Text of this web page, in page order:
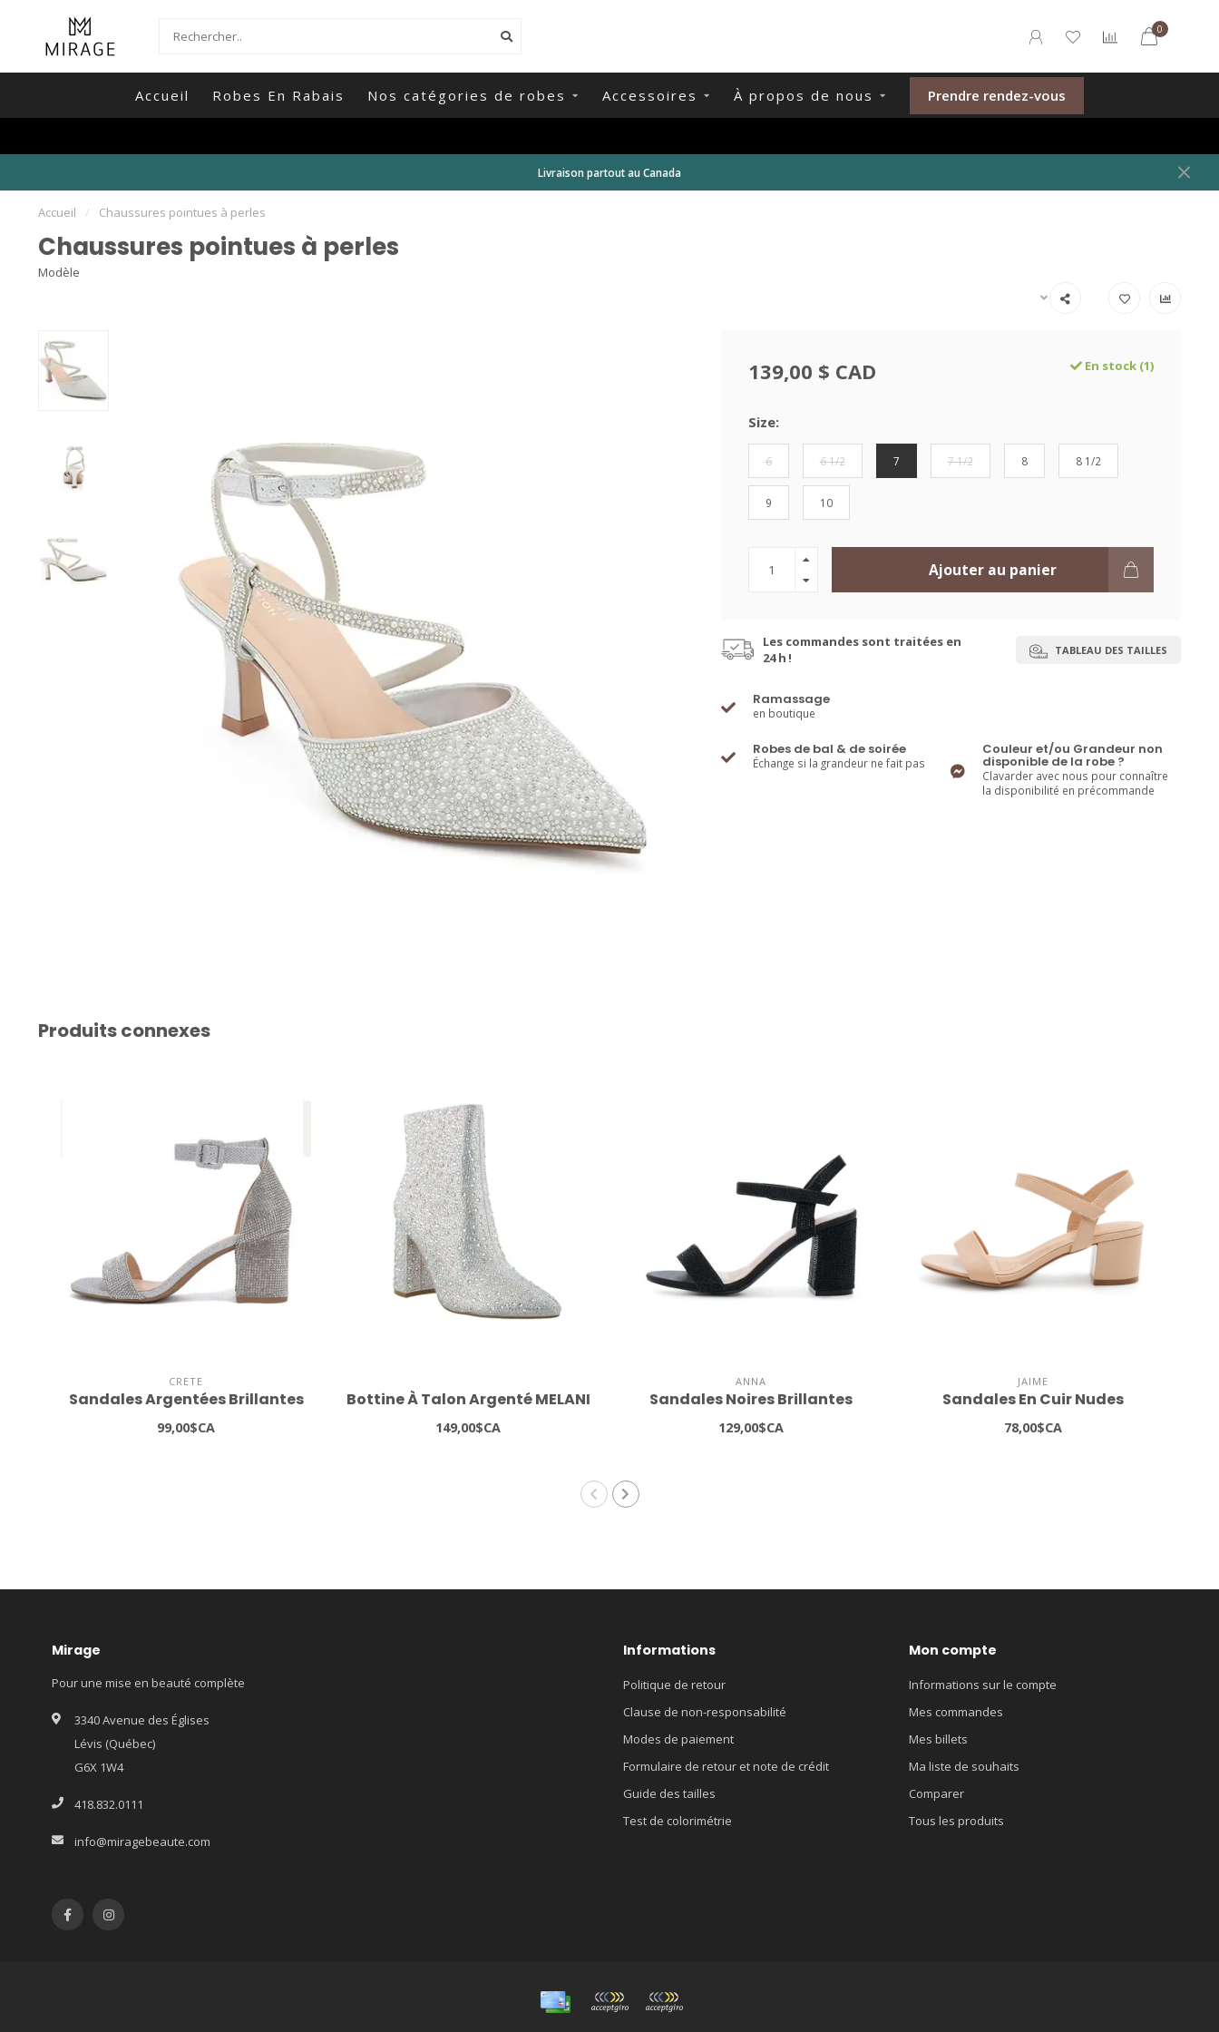
0
Accueil Robes En Rabais Nos catégories de robes Accessoires À propos de nous Prendre rendez-vous
Livraison partout au Canada
Accueil / Chaussures pointues à perles
Chaussures pointues à perles
Modèle
139,00 $ CAD En stock (1)
Size:
6 6 1/2 7 7 1/2 8 8 1/2
9 10
Ajouter au panier
Les commandes sont traitées en
24 h !
TABLEAU DES TAILLES
Ramassage
en boutique
Robes de bal & de soirée
Échange si la grandeur ne fait pas
Couleur et/ou Grandeur non
disponible de la robe ?
Clavarder avec nous pour connaître
la disponibilité en précommande
Produits connexes
CRETE
Sandales Argentées Brillantes
99,00$CA
Bottine À Talon Argenté MELANI
149,00$CA
ANNA
Sandales Noires Brillantes
129,00$CA
JAIME
Sandales En Cuir Nudes
78,00$CA
Mirage
Pour une mise en beauté complète
3340 Avenue des Églises
Lévis (Québec)
G6X 1W4
418.832.0111
info@miragebeaute.com
Informations
Politique de retour
Clause de non-responsabilité
Modes de paiement
Formulaire de retour et note de crédit
Guide des tailles
Test de colorimétrie
Mon compte
Informations sur le compte
Mes commandes
Mes billets
Ma liste de souhaits
Comparer
Tous les produits